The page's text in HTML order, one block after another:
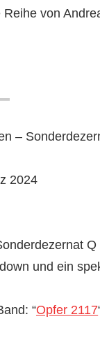
von
–
2024
und ein
“Opfer 2117